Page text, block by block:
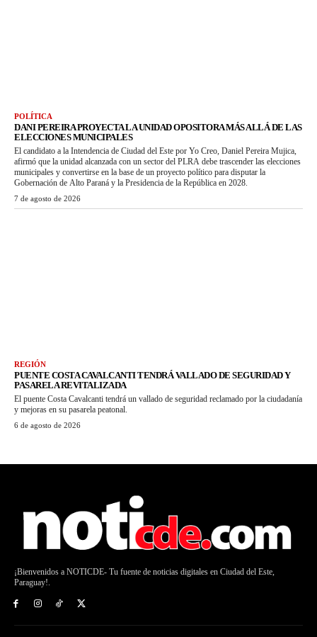
POLÍTICA
DANI PEREIRA PROYECTA LA UNIDAD OPOSITORA MÁS ALLÁ DE LAS
ELECCIONES MUNICIPALES
El candidato a la Intendencia de Ciudad del Este por Yo Creo, Daniel Pereira Mujica,
afirmó que la unidad alcanzada con un sector del PLRA debe trascender las elecciones
municipales y convertirse en la base de un proyecto político para disputar la
Gobernación de Alto Paraná y la Presidencia de la República en 2028.
7 de agosto de 2026
REGIÓN
PUENTE COSTA CAVALCANTI TENDRÁ VALLADO DE SEGURIDAD Y
PASARELA REVITALIZADA
El puente Costa Cavalcanti tendrá un vallado de seguridad reclamado por la ciudadanía
y mejoras en su pasarela peatonal.
6 de agosto de 2026
¡Bienvenidos a NOTICDE- Tu fuente de noticias digitales en Ciudad del Este,
Paraguay!.